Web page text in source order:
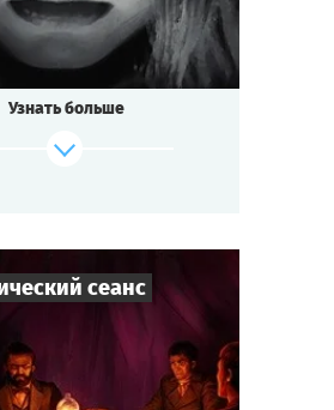
Смотреть сценарий
Узнать больше
сеанс